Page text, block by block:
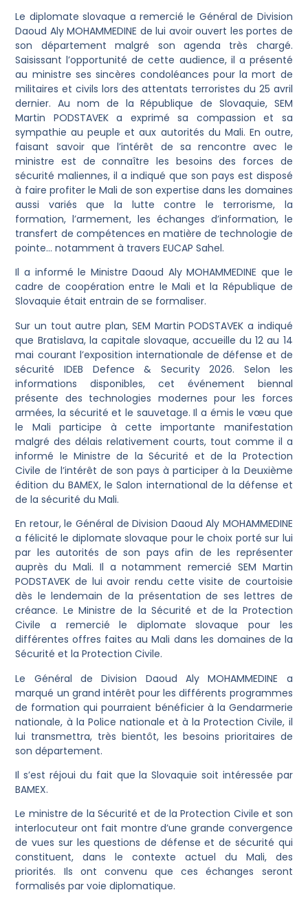
Le diplomate slovaque a remercié le Général de Division
Daoud Aly MOHAMMEDINE de lui avoir ouvert les portes de
son département malgré son agenda très chargé.
Saisissant l’opportunité de cette audience, il a présenté
au ministre ses sincères condoléances pour la mort de
militaires et civils lors des attentats terroristes du 25 avril
dernier. Au nom de la République de Slovaquie, SEM
Martin PODSTAVEK a exprimé sa compassion et sa
sympathie au peuple et aux autorités du Mali. En outre,
faisant savoir que l’intérêt de sa rencontre avec le
ministre est de connaître les besoins des forces de
sécurité maliennes, il a indiqué que son pays est disposé
à faire profiter le Mali de son expertise dans les domaines
aussi variés que la lutte contre le terrorisme, la
formation, l’armement, les échanges d’information, le
transfert de compétences en matière de technologie de
pointe… notamment à travers EUCAP Sahel.
Il a informé le Ministre Daoud Aly MOHAMMEDINE que le
cadre de coopération entre le Mali et la République de
Slovaquie était entrain de se formaliser.
Sur un tout autre plan, SEM Martin PODSTAVEK a indiqué
que Bratislava, la capitale slovaque, accueille du 12 au 14
mai courant l’exposition internationale de défense et de
sécurité IDEB Defence & Security 2026. Selon les
informations disponibles, cet événement biennal
présente des technologies modernes pour les forces
armées, la sécurité et le sauvetage. Il a émis le vœu que
le Mali participe à cette importante manifestation
malgré des délais relativement courts, tout comme il a
informé le Ministre de la Sécurité et de la Protection
Civile de l’intérêt de son pays à participer à la Deuxième
édition du BAMEX, le Salon international de la défense et
de la sécurité du Mali.
En retour, le Général de Division Daoud Aly MOHAMMEDINE
a félicité le diplomate slovaque pour le choix porté sur lui
par les autorités de son pays afin de les représenter
auprès du Mali. Il a notamment remercié SEM Martin
PODSTAVEK de lui avoir rendu cette visite de courtoisie
dès le lendemain de la présentation de ses lettres de
créance. Le Ministre de la Sécurité et de la Protection
Civile a remercié le diplomate slovaque pour les
différentes offres faites au Mali dans les domaines de la
Sécurité et la Protection Civile.
Le Général de Division Daoud Aly MOHAMMEDINE a
marqué un grand intérêt pour les différents programmes
de formation qui pourraient bénéficier à la Gendarmerie
nationale, à la Police nationale et à la Protection Civile, il
lui transmettra, très bientôt, les besoins prioritaires de
son département.
Il s’est réjoui du fait que la Slovaquie soit intéressée par
BAMEX.
Le ministre de la Sécurité et de la Protection Civile et son
interlocuteur ont fait montre d’une grande convergence
de vues sur les questions de défense et de sécurité qui
constituent, dans le contexte actuel du Mali, des
priorités. Ils ont convenu que ces échanges seront
formalisés par voie diplomatique.